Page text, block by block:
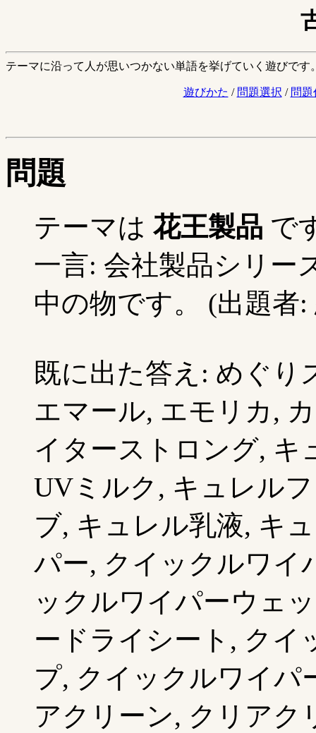
テーマに沿って人が思いつかない単語を挙げていく遊びです
遊びかた / 問題選択 / 問題
問題
テーマは 花王製品 で
一言: 会社製品シリー
中の物です。 (出題者
既に出た答え: めぐり
エマール, エモリカ,
イターストロング, キ
UVミルク, キュレル
ブ, キュレル乳液, キ
パー, クイックルワイ
ックルワイパーウェ
ードライシート, クイ
プ, クイックルワイパ
アクリーン, クリアク